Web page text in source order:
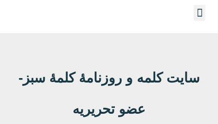
سایت کلمه و روزنامۀ کلمۀ سبز-
عضو تحریریه